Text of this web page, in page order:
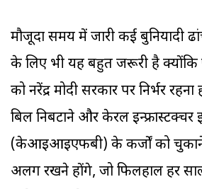
मौजूदा समय में जारी कई बुनियादी
के लिए भी यह बहुत जरूरी है
को नरेंद्र मोदी सरकार पर निर्भर
बिल निबटाने और केरल इन्फ्रास्टक्चर
(केआइआइएफबी) के कर्जों को
अलग रखने होंगे, जो फिलहाल हर